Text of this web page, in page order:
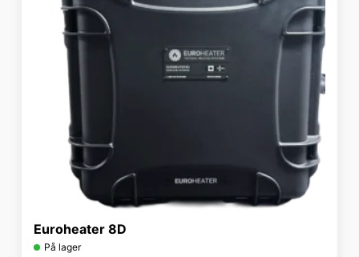
Euroheater 8D
På lager